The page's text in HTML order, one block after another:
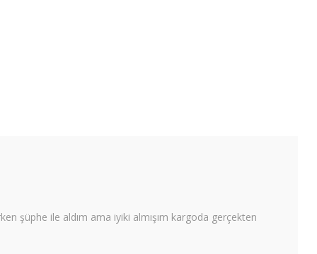
şüphe ile aldım ama iyiki almışım kargoda gerçekten